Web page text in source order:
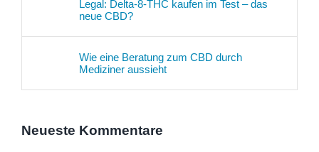
Legal: Delta-8-THC kaufen im Test – das
neue CBD?
Wie eine Beratung zum CBD durch
Mediziner aussieht
Neueste Kommentare